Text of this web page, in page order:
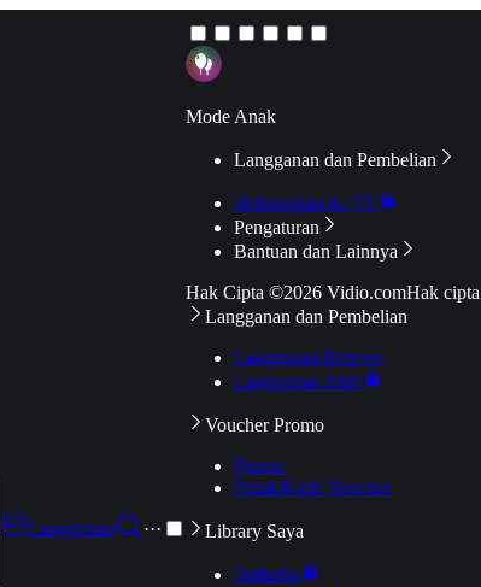
Langganan
···
Mode Anak
Langganan dan Pembelian
Hubungkan ke TV
Pengaturan
Bantuan dan Lainnya
Hak Cipta ©2026 Vidio.comHak
Langganan dan Pembelian
Langganan Premier
Langganan Aktif
Voucher Promo
Promo
Pakai Kode Voucher
Library Saya
Daftarku